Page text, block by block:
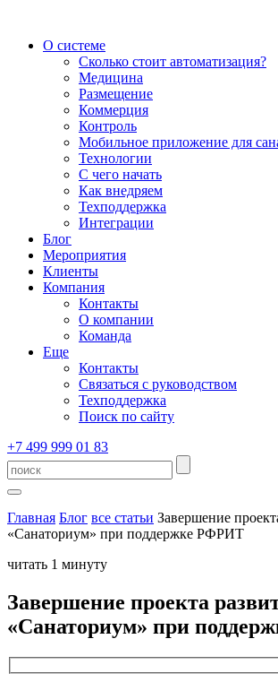
О системе
Сколько стоит автоматизация?
Медицина
Размещение
Коммерция
Контроль
Мобильное приложение для
Технологии
С чего начать
Как внедряем
Техподдержка
Интеграции
Блог
Мероприятия
Клиенты
Компания
Контакты
О компании
Команда
Еще
Контакты
Связаться с руководством
Техподдержка
Поиск по сайту
+7 499 999 01 83
Главная Блог все статьи Завершение
«Санаториум» при поддержке РФРИТ
читать 1 минуту
Завершение проекта
«Санаториум» при